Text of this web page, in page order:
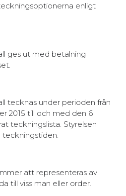
enligt
ges ut med betalning
tecknas under perioden från
2015 till och med den 6
teckningslista. Styrelsen
att representeras av
till viss man eller order.